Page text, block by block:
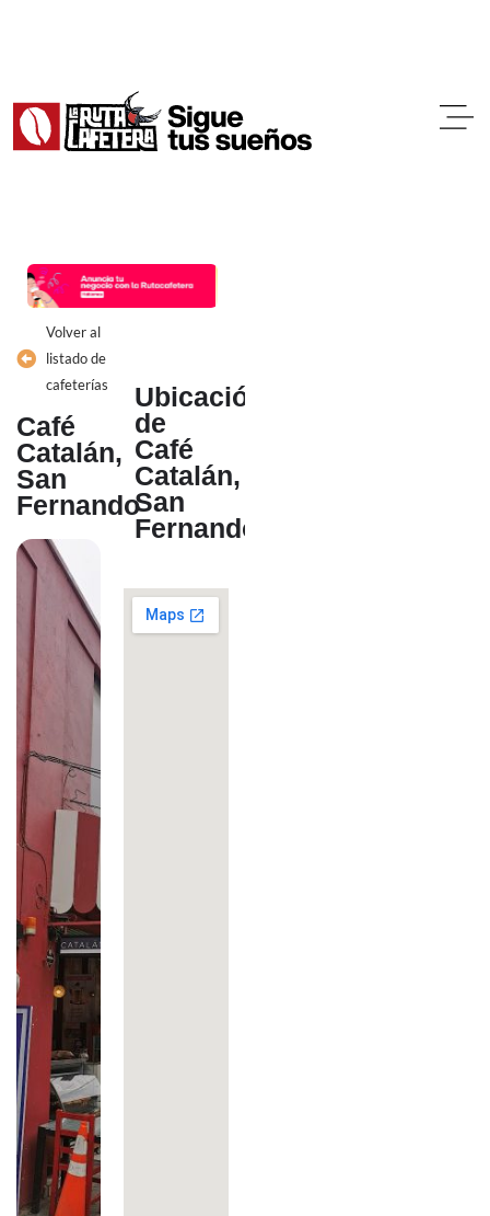
Volver al
listado de
cafeterías
Café
Catalán,
San
Fernando
Ubicación
de
Café
Catalán,
San
Fernando